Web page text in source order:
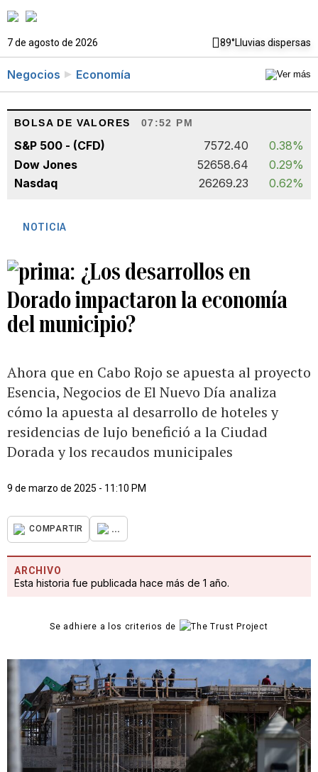
7 de agosto de 2026 89°Lluvias dispersas
Negocios Economía
BOLSA DE VALORES 07:52 PM
S&P 500 - (CFD) 7572.40
0.38%
Dow Jones
52658.64
0.29%
Nasdaq
26269.23 0.62%
NOTICIA
¿Los desarrollos en
Dorado impactaron la economía
del municipio?
Ahora que en Cabo Rojo se apuesta al proyecto
Esencia, Negocios de El Nuevo Día analiza
cómo la apuesta al desarrollo de hoteles y
residencias de lujo benefició a la Ciudad
Dorada y los recaudos municipales
9 de marzo de 2025 - 11:10 PM
COMPARTIR ...
ARCHIVO
Esta historia fue publicada hace más de 1 año.
Se adhiere a los criterios de